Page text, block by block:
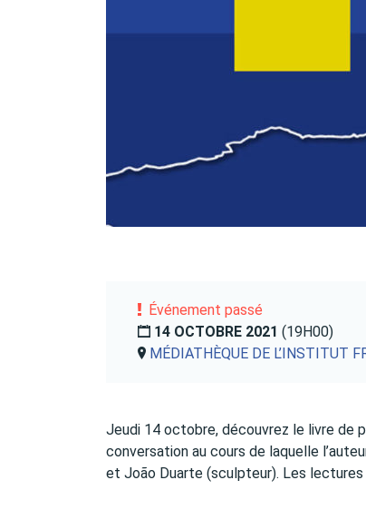
Événement passé
14 OCTOBRE 2021 (19H00)
MÉDIATHÈQUE DE L’INSTITUT
Jeudi 14 octobre, découvrez le livre de
conversation au cours de laquelle
et João Duarte (sculpteur). Les